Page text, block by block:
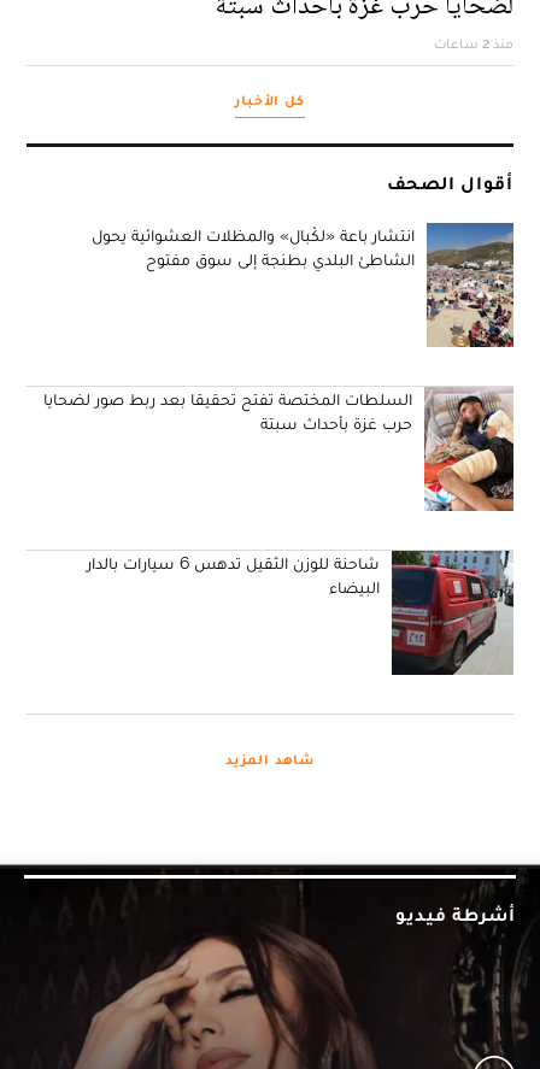
منذ 2 ساعات
كل الأخبار
أقوال الصحف
انتشار باعة «لكْبال» والمظلات العشوائية يحول
الشاطئ البلدي بطنجة إلى سوق مفتوح
السلطات المختصة تفتح تحقيقا بعد ربط صور لضحايا
حرب غزة بأحداث سبتة
شاحنة للوزن الثقيل تدهس 6 سيارات بالدار
البيضاء
شاهد المزيد
أشرطة فيديو